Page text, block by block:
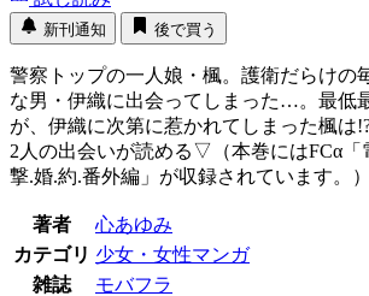
新刊通知 後で買う
警察トップの一人娘・楓。護衛だらけの
な男・伊織に出会ってしまった…。最低
が、伊織に次第に惹かれてしまった楓は
2人の出会いが読める▽（本巻にはFCα「
撃.婚.約.番外編」が収録されています。）
著者
心あゆみ
カテゴリ 少女・女性マンガ
雑誌
モバフラ